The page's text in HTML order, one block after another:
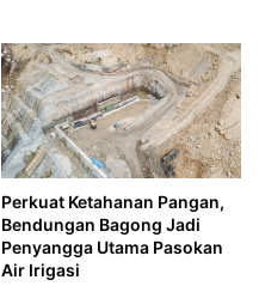
Perkuat Ketahanan Pangan,
Bendungan Bagong Jadi
Penyangga Utama Pasokan
Air Irigasi